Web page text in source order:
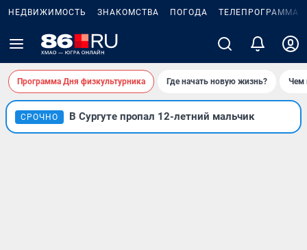
НЕДВИЖИМОСТЬ ЗНАКОМСТВА ПОГОДА ТЕЛЕПРОГРАММА
Программа Дня физкультурника Где начать новую жизнь? Чем
СРОЧНО В Сургуте пропал 12-летний мальчик